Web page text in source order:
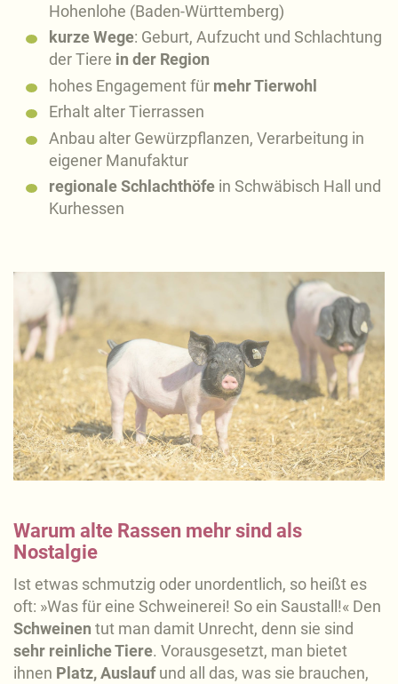
Hohenlohe (Baden-Württemberg)
kurze Wege: Geburt, Aufzucht und Schlachtung
der Tiere in der Region
hohes Engagement für mehr Tierwohl
Erhalt alter Tierrassen
Anbau alter Gewürzpflanzen, Verarbeitung in
eigener Manufaktur
regionale Schlachthöfe in Schwäbisch Hall und
Kurhessen
Warum alte Rassen mehr sind als
Nostalgie
Ist etwas schmutzig oder unordentlich, so heißt es
oft: »Was für eine Schweinerei! So ein Saustall!« Den
Schweinen tut man damit Unrecht, denn sie sind
sehr reinliche Tiere. Vorausgesetzt, man bietet
ihnen Platz, Auslaufund all das, was sie brauchen,